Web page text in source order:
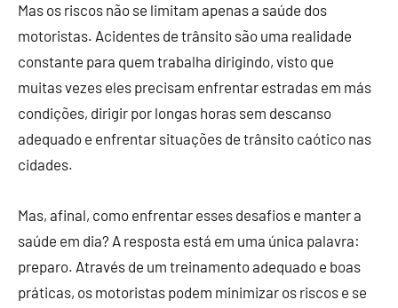
Mas os riscos não se limitam apenas a saúde dos
motoristas. Acidentes de trânsito são uma realidade
constante para quem trabalha dirigindo, visto que
muitas vezes eles precisam enfrentar estradas em más
condições, dirigir por longas horas sem descanso
adequado e enfrentar situações de trânsito caótico nas
cidades.
Mas, afinal, como enfrentar esses desafios e manter a
saúde em dia? A resposta está em uma única palavra:
preparo. Através de um treinamento adequado e boas
práticas, os motoristas podem minimizar os riscos e se